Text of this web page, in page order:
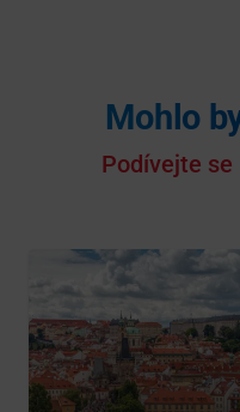
Mohlo
Podívejte se